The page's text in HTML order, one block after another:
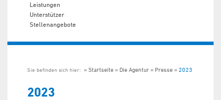
Leistungen
Unterstützer
Stellenangebote
Sie befinden sich hier: Startseite Die Agentur Presse 2023
2023